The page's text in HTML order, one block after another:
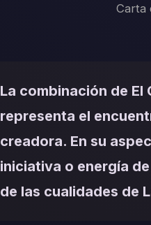
Carta
La combinación de El
representa el
creadora. En su
iniciativa o energía
de las cualidades de